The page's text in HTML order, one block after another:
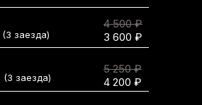
4 500 ₽
3 600 ₽
заезда)
5 250 ₽
4 200 ₽
(3 заезда)